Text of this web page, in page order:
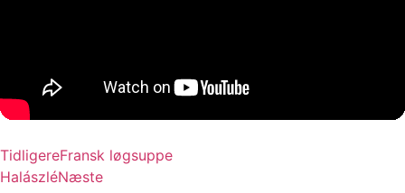
TidligereFransk løgsuppe
HalászléNæste